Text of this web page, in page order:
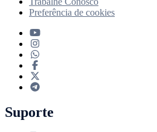
Preferência de cookies
Suporte